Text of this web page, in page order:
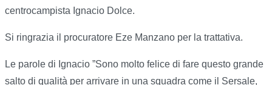
centrocampista Ignacio Dolce.
Si ringrazia il procuratore Eze Manzano per la trattativa.
Le parole di Ignacio ”Sono molto felice di fare questo grande
salto di qualità per arrivare in una squadra come il Sersale,